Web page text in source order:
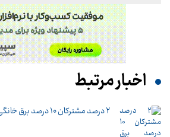
اخبار مرتبط
۲ درصد مشترکان ۱۰ درصد برق خانگی را مصرف می‌کنند!